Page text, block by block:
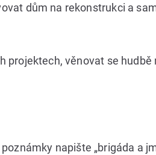
dům na rekonstrukci a
věnovat se
napište „brigáda a